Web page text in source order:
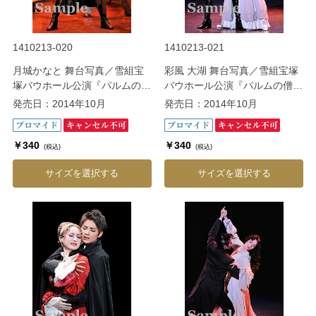
1410213-020
月城かなと 舞台写真／雪組宝
塚バウホール公演『パルムの僧
院 ―美しき愛の囚人―』
発売日：2014年10月
￥340 (税込)
サイズを選択する
1410213-021
彩風 大湖 舞台写真／雪組宝塚
バウホール公演『パルムの僧院
―美しき愛の囚人―』
発売日：2014年10月
￥340 (税込)
サイズを選択する